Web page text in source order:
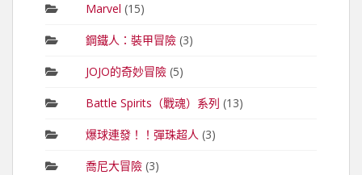
Marvel (15)
鋼鐵人：裝甲冒險(3)
JOJO的奇妙冒險(5)
Battle Spirits（戰魂）系列 (13)
爆球連發！！彈珠超人 (3)
喬尼大冒險(3)